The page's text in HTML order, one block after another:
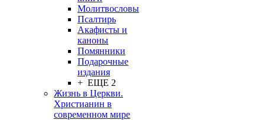
Молитвословы
Псалтирь
Акафисты и
каноны
Помянники
Подарочные
издания
+ ЕЩЕ 2
Жизнь в Церкви.
Христианин в
современном мире